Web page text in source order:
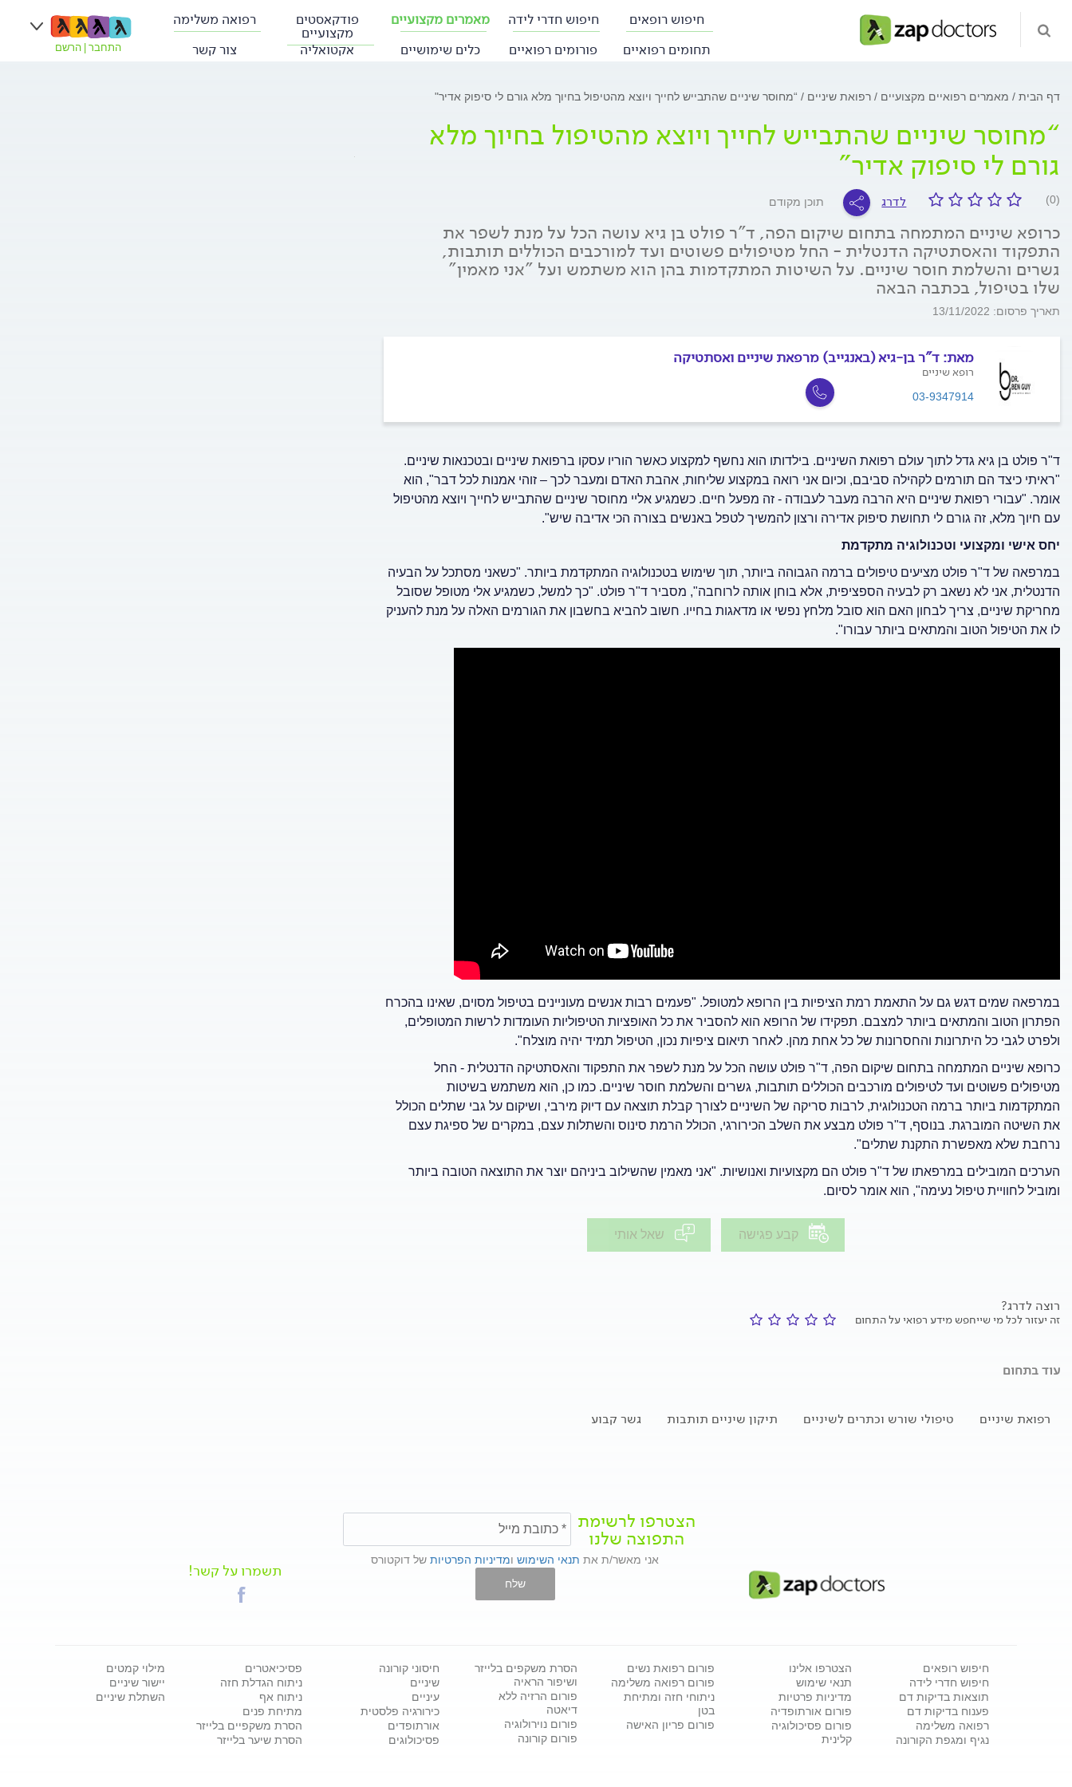
חיפוש רופאים חיפוש חדרי לידה מאמרים מקצועיים פודקאסטים
מקצועיים
רפואה משלימה
תחומים רפואיים
פורומים רפואיים כלים שימושיים אקטואליה צור קשר התחבר הרשם
דף הבית מאמרים רפואיים מקצועיים רפואת שיניים “מחוסר שיניים שהתבייש לחייך ויוצא מהטיפול בחיוך מלא גורם לי סיפוק אדיר"
“מחוסר שיניים שהתבייש לחייך ויוצא מהטיפול בחיוך מלא
גורם לי סיפוק אדיר"
(0) לדרג תוכן מקודם
כרופא שיניים המתמחה בתחום שיקום הפה, ד"ר פולט בן גיא עושה הכל על מנת לשפר את
התפקוד והאסתטיקה הדנטלית - החל מטיפולים פשוטים ועד למורכבים הכוללים תותבות,
גשרים והשלמת חוסר שיניים. על השיטות המתקדמות בהן הוא משתמש ועל "אני מאמין"
שלו בטיפול, בכתבה הבאה
תאריך פרסום: 13/11/2022
מאת: ד"ר בן-גיא (באנגייב) מרפאת שיניים ואסתטיקה
רופא שיניים
03-9347914
ד"ר פולט בן גיא גדל לתוך עולם רפואת השיניים. בילדותו הוא נחשף למקצוע כאשר הוריו עסקו ברפואת שיניים ובטכנאות שיניים.
"ראיתי כיצד הם תורמים לקהילה סביבם, וכיום אני רואה במקצוע שליחות, אהבת האדם ומעבר לכך – זוהי אמנות לכל דבר", הוא
אומר. "עבורי רפואת שיניים היא הרבה מעבר לעבודה - זה מפעל חיים. כשמגיע אליי מחוסר שיניים שהתבייש לחייך ויוצא מהטיפול
עם חיוך מלא, זה גורם לי תחושת סיפוק אדירה ורצון להמשיך לטפל באנשים בצורה הכי אדיבה שיש".
יחס אישי ומקצועי וטכנולוגיה מתקדמת
במרפאה של ד"ר פולט מציעים טיפולים ברמה הגבוהה ביותר, תוך שימוש בטכנולוגיה המתקדמת ביותר. "כשאני מסתכל על הבעיה
הדנטלית, אני לא נשאב רק לבעיה הספציפית, אלא בוחן אותה לרוחבה", מסביר ד"ר פולט. "כך למשל, כשמגיע אלי מטופל שסובל
מחריקת שיניים, צריך לבחון האם הוא סובל מלחץ נפשי או מדאגות בחייו. חשוב להביא בחשבון את הגורמים האלה על מנת להעניק
לו את הטיפול הטוב והמתאים ביותר עבורו".
במרפאה שמים דגש גם על התאמת רמת הציפיות בין הרופא למטופל. "פעמים רבות אנשים מעוניינים בטיפול מסוים, שאינו בהכרח
הפתרון הטוב והמתאים ביותר למצבם. תפקידו של הרופא הוא להסביר את כל האופציות הטיפוליות העומדות לרשות המטופלים,
ולפרט לגבי כל היתרונות והחסרונות של כל אחת מהן. לאחר תיאום ציפיות נכון, הטיפול תמיד יהיה מוצלח".
כרופא שיניים המתמחה בתחום שיקום הפה, ד"ר פולט עושה הכל על מנת לשפר את התפקוד והאסתטיקה הדנטלית - החל
מטיפולים פשוטים ועד לטיפולים מורכבים הכוללים תותבות, גשרים והשלמת חוסר שיניים. כמו כן, הוא משתמש בשיטות
המתקדמות ביותר ברמה הטכנולוגית, לרבות סריקה של השיניים לצורך קבלת תוצאה עם דיוק מירבי, ושיקום על גבי שתלים הכולל
את השיטה המוברגת. בנוסף, ד"ר פולט מבצע את השלב הכירורגי, הכולל הרמת סינוס והשתלות עצם, במקרים של ספיגת עצם
נרחבת שלא מאפשרת התקנת שתלים".
הערכים המובילים במרפאתו של ד"ר פולט הם מקצועיות ואנושיות. "אני מאמין שהשילוב ביניהם יוצר את התוצאה הטובה ביותר
ומוביל לחוויית טיפול נעימה", הוא אומר לסיום.
קבע פגישה שאל אותי
רוצה לדרג?
זה יעזור לכל מי שייחפש מידע רפואי על התחום
עוד בתחום
רפואת שיניים טיפולי שורש וכתרים לשיניים תיקון שיניים תותבות גשר קבוע
הצטרפו לרשימת
התפוצה שלנו
אני מאשר/ת את תנאי השימוש ומדיניות הפרטיות של דוקטורס
שלח
תשמרו על קשר!
חיפוש רופאים
חיפוש חדרי לידה
תוצאות בדיקות דם
פענוח בדיקות דם
רפואה משלימה
נגיף ומגפת הקורונה
הצטרפו אלינו
תנאי שימוש
מדיניות פרטיות
פורום אורתופדיה
פורום פסיכולוגיה
קלינית
פורום רפואת נשים
פורום רפואה משלימה
ניתוחי חזה ומתיחת
בטן
פורום פריון האישה
הסרת משקפים בלייזר
ושיפור הראיה
פורום הרזיה ללא
דיאטה
פורום נוירולוגיה
פורום קורונה
חיסוני קורונה
שיניים
עיניים
כירורגיה פלסטית
אורתופדים
פסיכולוגים
פסיכיאטרים
ניתוח הגדלת חזה
ניתוח אף
מתיחת פנים
הסרת משקפיים בלייזר
הסרת שיער בלייזר
מילוי קמטים
יישור שיניים
השתלת שיניים